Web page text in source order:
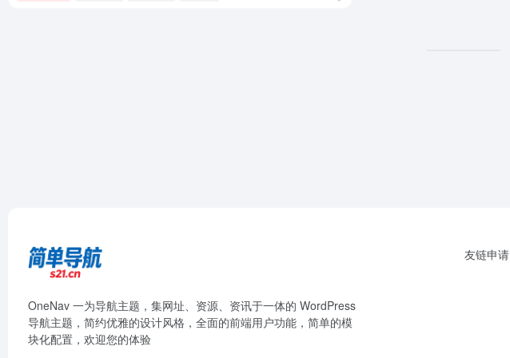
OneNav 一为导航主题，集网址、资源、资讯于一体的 WordPress
导航主题，简约优雅的设计风格，全面的前端用户功能，简单的模
块化配置，欢迎您的体验
友链申请